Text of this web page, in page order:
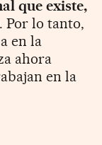
que existe,
Por lo tanto,
en la
ahora
en la